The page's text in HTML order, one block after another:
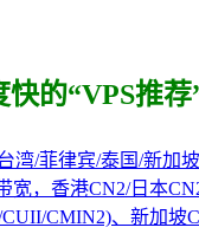
的“VPS推荐
湾/菲律宾/泰国/新加
宽，香港CN2/日本
CUII/CMIN2)、新加坡